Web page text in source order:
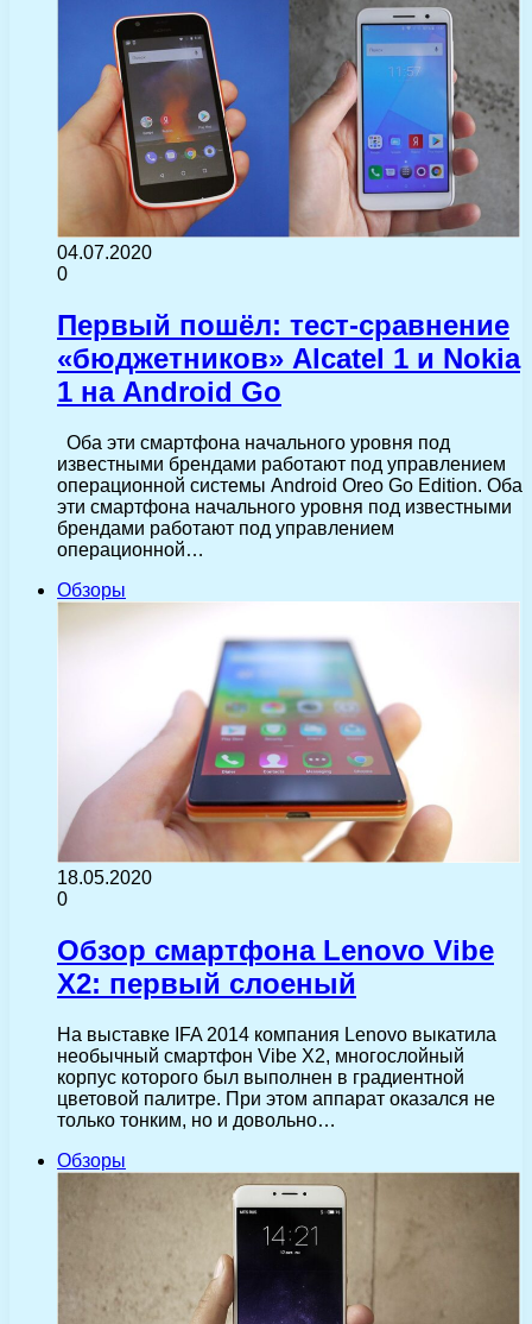
04.07.2020
0
Первый пошёл: тест-сравнение
«бюджетников» Alcatel 1 и Nokia
1 на Android Go
Оба эти смартфона начального уровня под
известными брендами работают под управлением
операционной системы Android Oreo Go Edition. Оба
эти смартфона начального уровня под известными
брендами работают под управлением
операционной…
Обзоры
18.05.2020
0
Обзор смартфона Lenovo Vibe
X2: первый слоеный
На выставке IFA 2014 компания Lenovo выкатила
необычный смартфон Vibe X2, многослойный
корпус которого был выполнен в градиентной
цветовой палитре. При этом аппарат оказался не
только тонким, но и довольно…
Обзоры